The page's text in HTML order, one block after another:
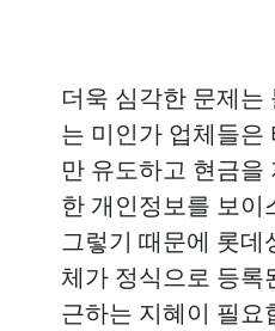
더욱 심각한 문제는
는 미인가 업체들은
만 유도하고 현금을
한 개인정보를 보이
그렇기 때문에 롯데
체가 정식으로 등록
근하는 지혜이 필요